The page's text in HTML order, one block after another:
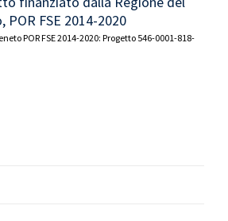
POR FSE 2014-2020
POR FSE 2014-2020: Progetto 546-0001-818-